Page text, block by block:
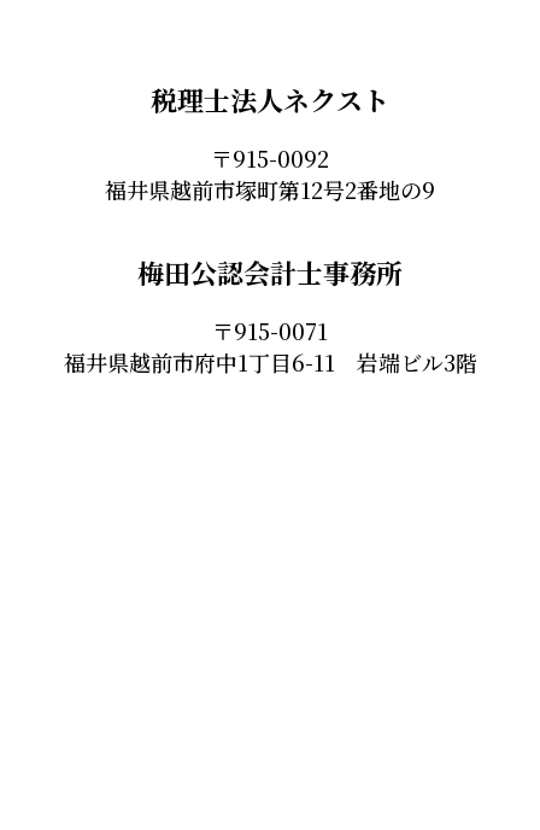
税理士法人ネクスト
〒915-0092
福井県越前市塚町第12号2番地の9
梅田公認会計士事務所
〒915-0071
福井県越前市府中1丁目6-11 岩端ビル3階